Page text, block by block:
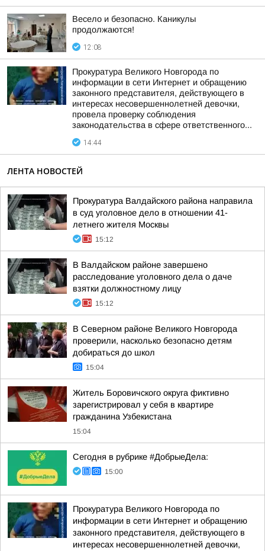
Весело и безопасно. Каникулы
продолжаются!
12:08
Прокуратура Великого Новгорода по
информации в сети Интернет и обращению
законного представителя, действующего в
интересах несовершеннолетней девочки,
провела проверку соблюдения
законодательства в сфере ответственного...
14:44
ЛЕНТА НОВОСТЕЙ
Прокуратура Валдайского района направила
в суд уголовное дело в отношении 41-
летнего жителя Москвы
15:12
В Валдайском районе завершено
расследование уголовного дела о даче
взятки должностному лицу
15:12
В Северном районе Великого Новгорода
проверили, насколько безопасно детям
добираться до школ
15:04
Житель Боровичского округа фиктивно
зарегистрировал у себя в квартире
гражданина Узбекистана
15:04
Сегодня в рубрике #ДобрыеДела:
15:00
Прокуратура Великого Новгорода по
информации в сети Интернет и обращению
законного представителя, действующего в
интересах несовершеннолетней девочки,